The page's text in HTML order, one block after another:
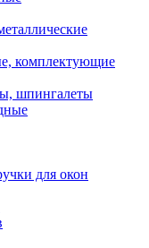
комплектующие
шпингалеты
для окон